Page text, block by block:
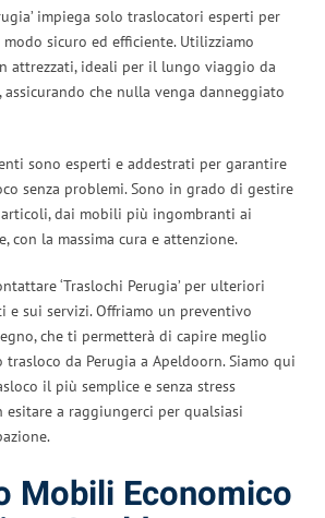
impiega solo traslocatori esperti per
sicuro ed efficiente. Utilizziamo
attrezzati, ideali per il lungo viaggio da
assicurando che nulla venga danneggiato
sono esperti e addestrati per garantire
senza problemi. Sono in grado di gestire
articoli, dai mobili più ingombranti ai
con la massima cura e attenzione.
‘Traslochi Perugia’ per ulteriori
e sui servizi. Offriamo un preventivo
che ti permetterà di capire meglio
da Perugia a Apeldoorn. Siamo qui
il più semplice e senza stress
a raggiungerci per qualsiasi
Mobili Economico